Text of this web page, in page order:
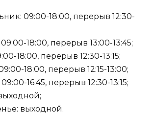
09:00-18:00, перерыв 12:30-
18:00, перерыв 13:00-13:45;
18:00, перерыв 12:30-13:15;
18:00, перерыв 12:15-13:00;
16:45, перерыв 12:30-13:15;
выходной.